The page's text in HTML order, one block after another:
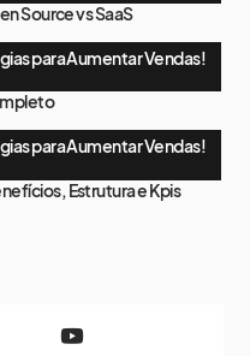
Source vs SaaS
para Aumentar Vendas!
para Aumentar Vendas!
Estrutura e Kpis